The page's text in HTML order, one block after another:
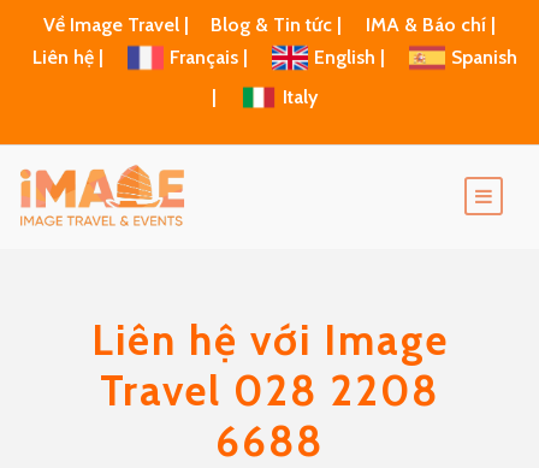
Về Image Travel | Blog & Tin tức |
IMA & Báo chí |
Liên hệ |
Français | English |
Spanish
Italy
Liên hệ với Image
Travel 028 2208
6688